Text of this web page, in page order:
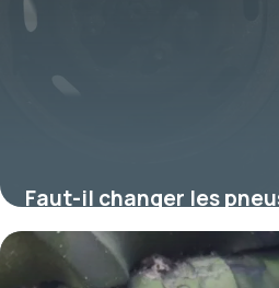
Faut-il changer les
(et où mettre les neufs)
17 juillet 2026